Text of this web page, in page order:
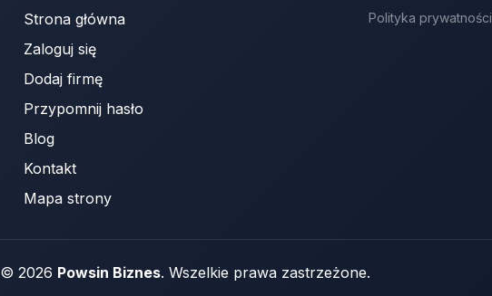
Strona główna
Zaloguj się
Dodaj firmę
Przypomnij hasło
Blog
Kontakt
Mapa strony
Polityka prywatności
© 2026 Powsin Biznes. Wszelkie prawa zastrzeżone.